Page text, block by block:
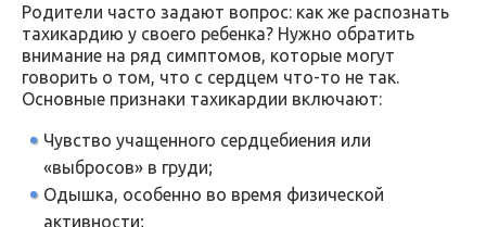
Родители часто задают вопрос: как же распознать
тахикардию у своего ребенка? Нужно обратить
внимание на ряд симптомов, которые могут
говорить о том, что с сердцем что-то не так.
Основные признаки тахикардии включают:
Чувство учащенного сердцебиения или
«выбросов» в груди;
Одышка, особенно во время физической
активности;